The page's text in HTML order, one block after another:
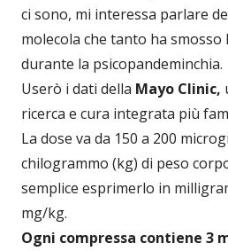
ci sono, mi interessa parlare
molecola che tanto ha
durante la psicopandeminchia.
Userò i dati della Mayo Clinic,
ricerca e cura integrata più
La dose va da 150 a 200
chilogrammo (kg) di peso
semplice esprimerlo in
mg/kg.
Ogni compressa contiene 3